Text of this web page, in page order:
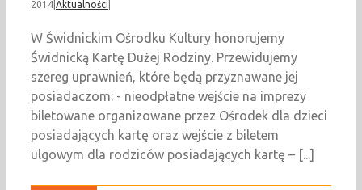
2014 Aktualności
W Świdnickim Ośrodku Kultury honorujemy
Świdnicką Kartę Dużej Rodziny. Przewidujemy
szereg uprawnień, które będą przyznawane jej
posiadaczom: - nieodpłatne wejście na imprezy
biletowane organizowane przez Ośrodek dla dzieci
posiadających kartę oraz wejście z biletem
ulgowym dla rodziców posiadających kartę – [...]